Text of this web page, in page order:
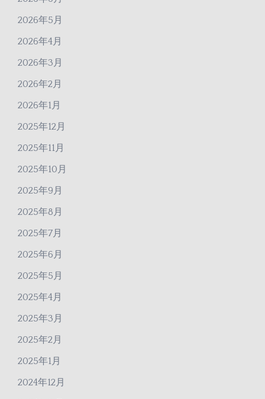
2026年5月
2026年4月
2026年3月
2026年2月
2026年1月
2025年12月
2025年11月
2025年10月
2025年9月
2025年8月
2025年7月
2025年6月
2025年5月
2025年4月
2025年3月
2025年2月
2025年1月
2024年12月